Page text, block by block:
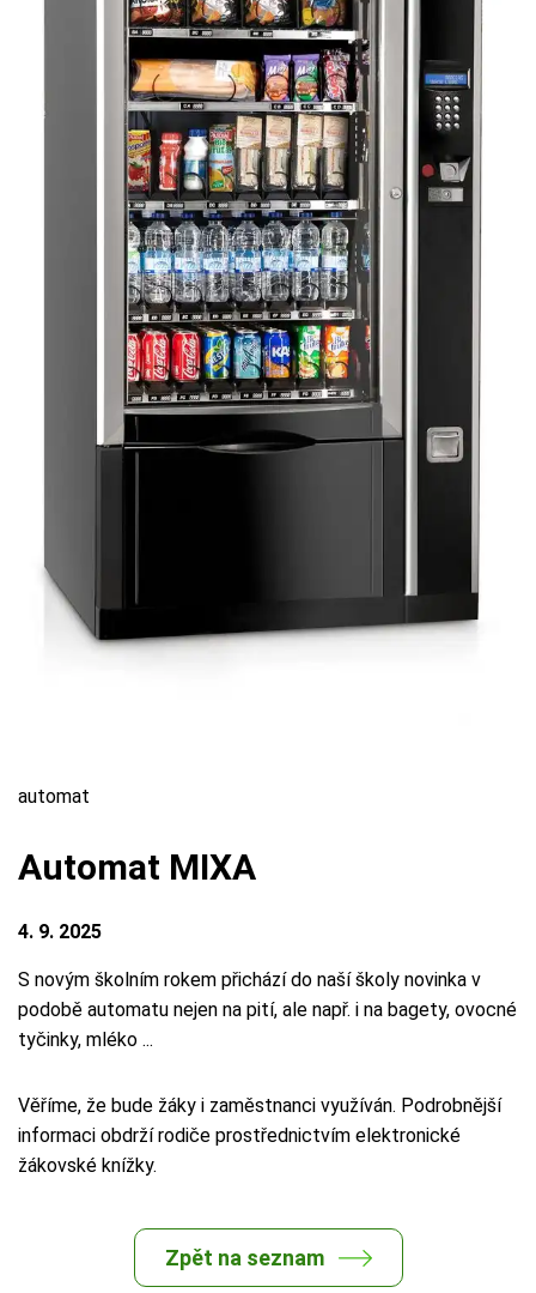
automat
Automat MIXA
4. 9. 2025
S novým školním rokem přichází do naší školy novinka v
podobě automatu nejen na pití, ale např. i na bagety, ovocné
tyčinky, mléko ...
Věříme, že bude žáky i zaměstnanci využíván. Podrobnější
informaci obdrží rodiče prostřednictvím elektronické
žákovské knížky.
Zpět na seznam